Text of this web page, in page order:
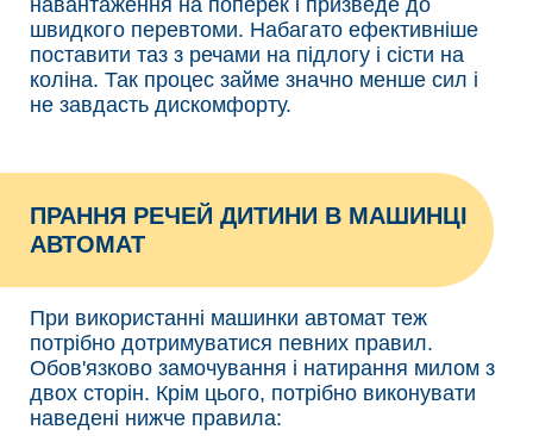
навантаження на поперек і призведе до
швидкого перевтоми. Набагато ефективніше
поставити таз з речами на підлогу і сісти на
коліна. Так процес займе значно менше сил і
не завдасть дискомфорту.
ПРАННЯ РЕЧЕЙ ДИТИНИ В МАШИНЦІ
АВТОМАТ
При використанні машинки автомат теж
потрібно дотримуватися певних правил.
Обов'язково замочування і натирання милом з
двох сторін. Крім цього, потрібно виконувати
наведені нижче правила: